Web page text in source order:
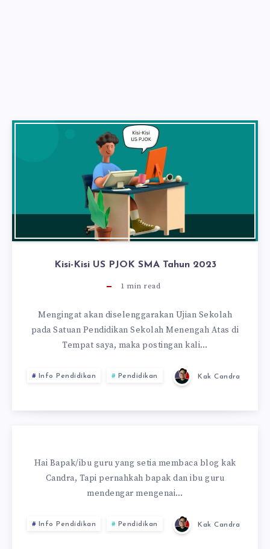
Kisi-Kisi US PJOK SMA Tahun 2023
1 min read
Mengingat akan diselenggarakan Ujian Sekolah
pada Satuan Pendidikan Sekolah Menengah Atas di
Tempat saya, maka postingan kali…
Info Pendidikan Pendidikan Kak Candra
Hai Bapak/ibu guru yang setia membaca blog kak
Candra, Tapi pernahkah bapak dan ibu guru
mendengar mengenai…
Info Pendidikan Pendidikan Kak Candra